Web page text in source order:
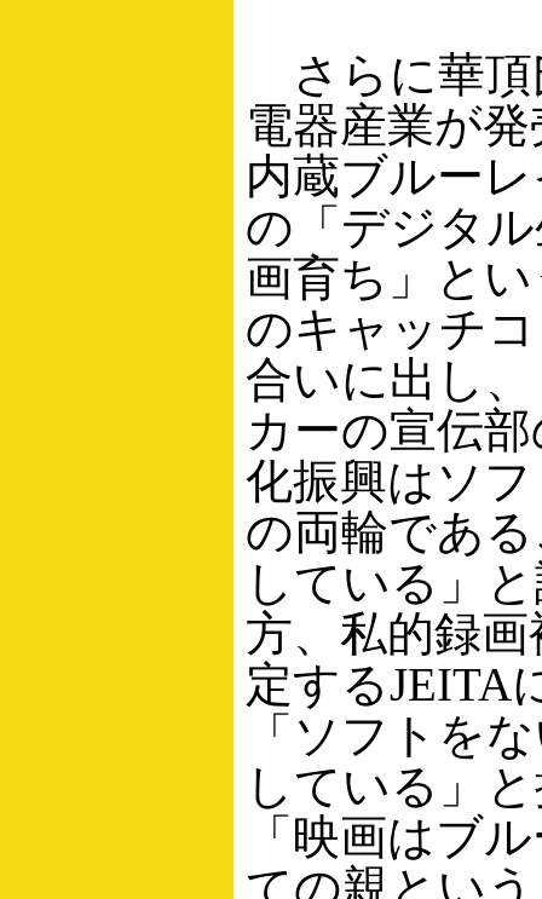
さらに華頂
電器産業が
内蔵ブルー
の「デジタ
画育ち」と
のキャッチ
合いに出し
カーの宣伝
化振興はソ
の両輪であ
している」
方、私的録
定するJEITA
「ソフトを
している」
「映画はブ
ての親とい